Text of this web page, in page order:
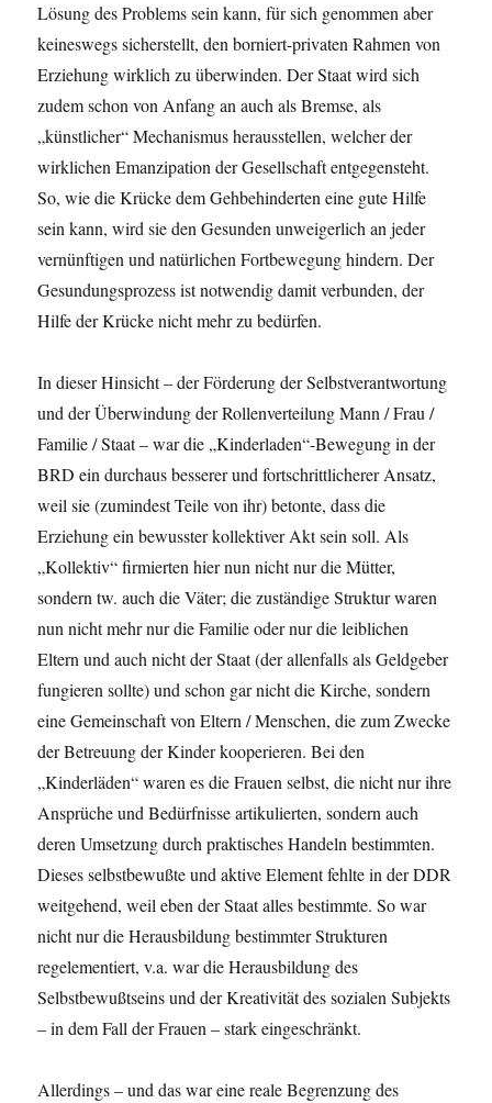
Lösung des Problems sein kann, für sich genommen aber
keineswegs sicherstellt, den borniert-privaten Rahmen von
Erziehung wirklich zu überwinden. Der Staat wird sich
zudem schon von Anfang an auch als Bremse, als
„künstlicher“ Mechanismus herausstellen, welcher der
wirklichen Emanzipation der Gesellschaft entgegensteht.
So, wie die Krücke dem Gehbehinderten eine gute Hilfe
sein kann, wird sie den Gesunden unweigerlich an jeder
vernünftigen und natürlichen Fortbewegung hindern. Der
Gesundungsprozess ist notwendig damit verbunden, der
Hilfe der Krücke nicht mehr zu bedürfen.
In dieser Hinsicht – der Förderung der Selbstverantwortung
und der Überwindung der Rollenverteilung Mann / Frau /
Familie / Staat – war die „Kinderladen“-Bewegung in der
BRD ein durchaus besserer und fortschrittlicherer Ansatz,
weil sie (zumindest Teile von ihr) betonte, dass die
Erziehung ein bewusster kollektiver Akt sein soll. Als
„Kollektiv“ firmierten hier nun nicht nur die Mütter,
sondern tw. auch die Väter; die zuständige Struktur waren
nun nicht mehr nur die Familie oder nur die leiblichen
Eltern und auch nicht der Staat (der allenfalls als Geldgeber
fungieren sollte) und schon gar nicht die Kirche, sondern
eine Gemeinschaft von Eltern / Menschen, die zum Zwecke
der Betreuung der Kinder kooperieren. Bei den
„Kinderläden“ waren es die Frauen selbst, die nicht nur ihre
Ansprüche und Bedürfnisse artikulierten, sondern auch
deren Umsetzung durch praktisches Handeln bestimmten.
Dieses selbstbewußte und aktive Element fehlte in der DDR
weitgehend, weil eben der Staat alles bestimmte. So war
nicht nur die Herausbildung bestimmter Strukturen
regelementiert, v.a. war die Herausbildung des
Selbstbewußtseins und der Kreativität des sozialen Subjekts
– in dem Fall der Frauen – stark eingeschränkt.
Allerdings – und das war eine reale Begrenzung des